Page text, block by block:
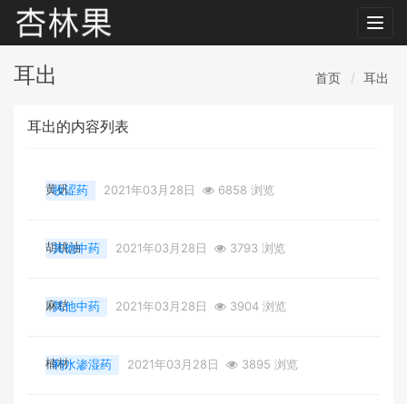
耳出 首页 耳出
耳出的内容列表
黄矾
收涩药 2021年03月28日 6858 浏览
胡桃油
其他中药 2021年03月28日 3793 浏览
麻秸
其他中药 2021年03月28日 3904 浏览
楠材
利水渗湿药 2021年03月28日 3895 浏览